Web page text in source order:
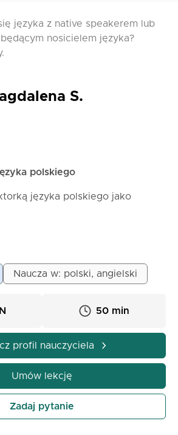
języka z native speakerem lub
nosicielem języka?
S.
polskiego
języka polskiego jako
z różnych krajów — od
osoby uczące się języka i
stawiam na praktykę, rozmowę i
wszystko powoli, jasno i
polskiego jako obcego,
Naucza w: polski, angielski
50 min
profil nauczyciela
Umów lekcję
Zadaj pytanie